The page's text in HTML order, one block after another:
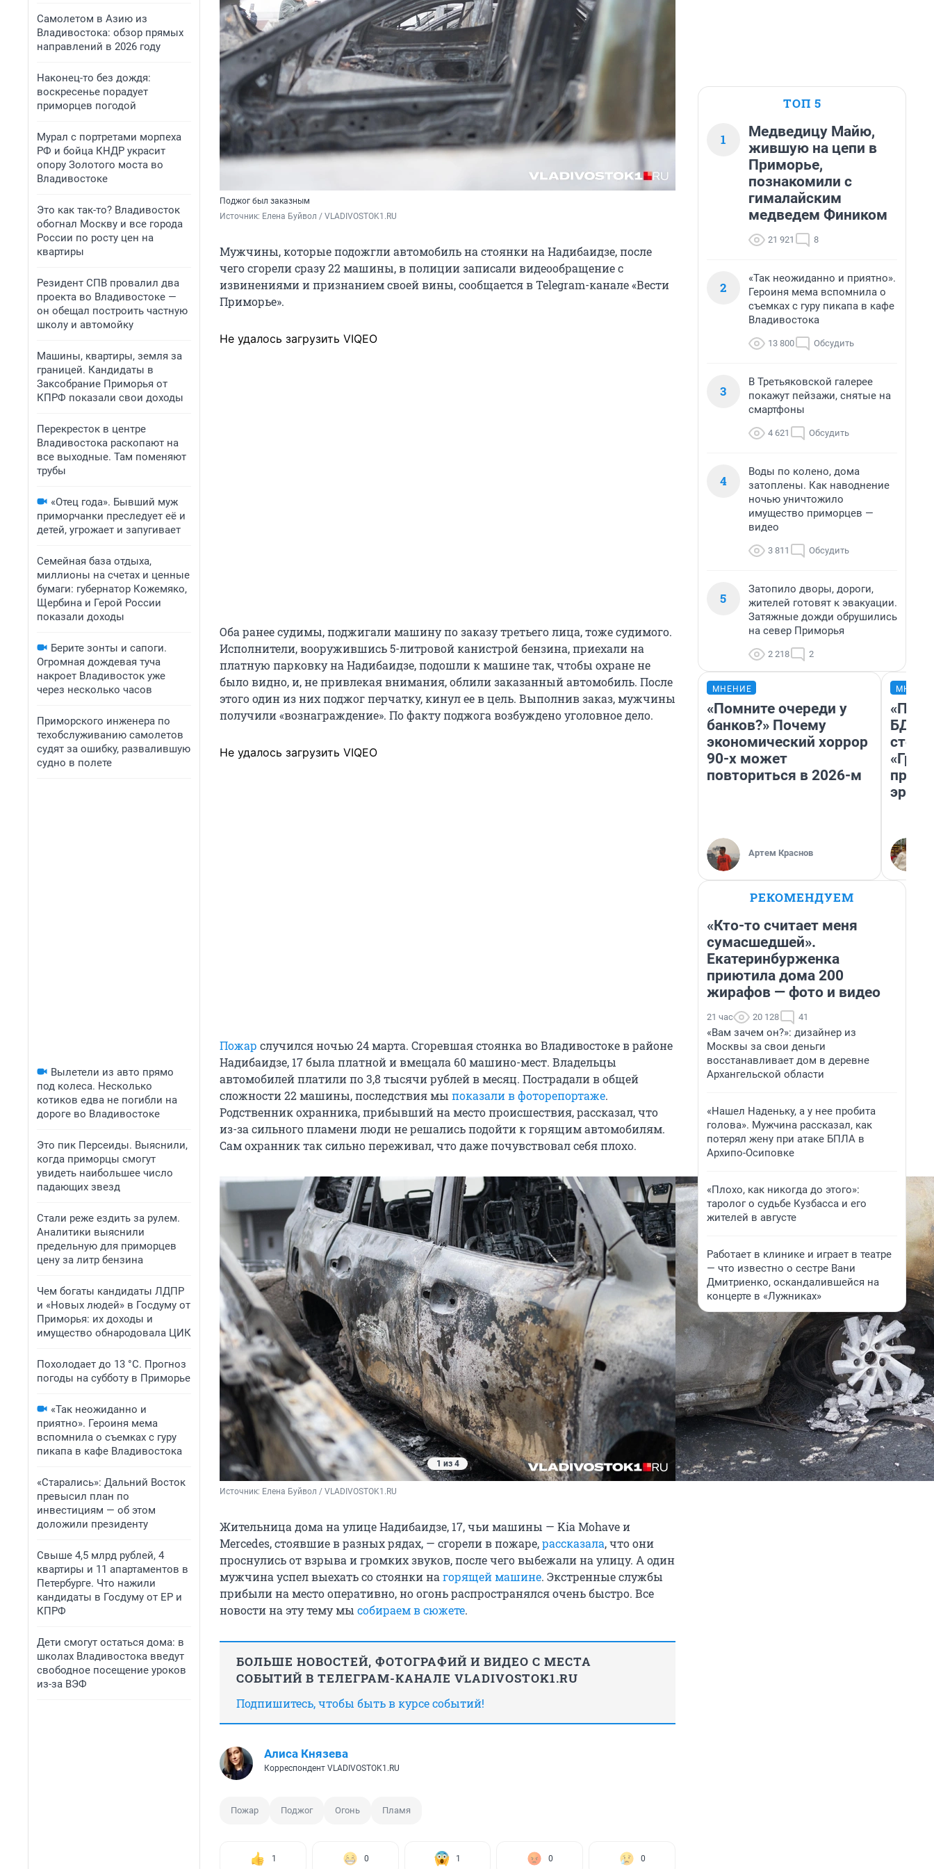
Самолетом в Азию из
Владивостока: обзор прямых
направлений в 2026 году
Наконец-то без дождя:
воскресенье порадует
приморцев погодой
Мурал с портретами морпеха
РФ и бойца КНДР украсит
опору Золотого моста во
Владивостоке
Это как так-то? Владивосток
обогнал Москву и все города
России по росту цен на
квартиры
Резидент СПВ провалил два
проекта во Владивостоке —
он обещал построить частную
школу и автомойку
Машины, квартиры, земля за
границей. Кандидаты в
Заксобрание Приморья от
КПРФ показали свои доходы
Перекресток в центре
Владивостока раскопают на
все выходные. Там поменяют
трубы
«Отец года». Бывший муж
приморчанки преследует её и
детей, угрожает и запугивает
Семейная база отдыха,
миллионы на счетах и ценные
бумаги: губернатор Кожемяко,
Щербина и Герой России
показали доходы
Берите зонты и сапоги.
Огромная дождевая туча
накроет Владивосток уже
через несколько часов
Приморского инженера по
техобслуживанию самолетов
судят за ошибку, развалившую
судно в полете
Вылетели из авто прямо
под колеса. Несколько
котиков едва не погибли на
дороге во Владивостоке
Это пик Персеиды. Выяснили,
когда приморцы смогут
увидеть наибольшее число
падающих звезд
Стали реже ездить за рулем.
Аналитики выяснили
предельную для приморцев
цену за литр бензина
Чем богаты кандидаты ЛДПР
и «Новых людей» в Госдуму от
Приморья: их доходы и
имущество обнародовала ЦИК
Похолодает до 13 °C. Прогноз
погоды на субботу в Приморье
«Так неожиданно и
приятно». Героиня мема
вспомнила о съемках с гуру
пикапа в кафе Владивостока
«Старались»: Дальний Восток
превысил план по
инвестициям — об этом
доложили президенту
Свыше 4,5 млрд рублей, 4
квартиры и 11 апартаментов в
Петербурге. Что нажили
кандидаты в Госдуму от ЕР и
КПРФ
Дети смогут остаться дома: в
школах Владивостока введут
свободное посещение уроков
из-за ВЭФ
Поджог был заказным
Источник: Елена Буйвол / VLADIVOSTOK1.RU
Мужчины, которые подожгли автомобиль на стоянки на Надибаидзе, после
чего сгорели сразу 22 машины, в полиции записали видеообращение с
извинениями и признанием своей вины, сообщается в Telegram-канале «Вести
Приморье».
Не удалось загрузить VIQEO
Оба ранее судимы, поджигали машину по заказу третьего лица, тоже судимого.
Исполнители, вооружившись 5-литровой канистрой бензина, приехали на
платную парковку на Надибаидзе, подошли к машине так, чтобы охране не
было видно, и, не привлекая внимания, облили заказанный автомобиль. После
этого один из них поджог перчатку, кинул ее в цель. Выполнив заказ, мужчины
получили «вознаграждение». По факту поджога возбуждено уголовное дело.
Не удалось загрузить VIQEO
Пожар случился ночью 24 марта. Сгоревшая стоянка во Владивостоке в районе
Надибаидзе, 17 была платной и вмещала 60 машино-мест. Владельцы
автомобилей платили по 3,8 тысячи рублей в месяц. Пострадали в общей
сложности 22 машины, последствия мы показали в фоторепортаже.
Родственник охранника, прибывший на место происшествия, рассказал, что
из-за сильного пламени люди не решались подойти к горящим автомобилям.
Сам охранник так сильно переживал, что даже почувствовал себя плохо.
1 из 4
Источник: Елена Буйвол / VLADIVOSTOK1.RU
Жительница дома на улице Надибаидзе, 17, чьи машины — Kia Mohave и
Mercedes, стоявшие в разных рядах, — сгорели в пожаре,рассказала, что они
проснулись от взрыва и громких звуков, после чего выбежали на улицу. А один
мужчина успел выехать со стоянки на горящей машине. Экстренные службы
прибыли на место оперативно, но огонь распространялся очень быстро. Все
новости на эту тему мы собираем в сюжете.
БОЛЬШЕ НОВОСТЕЙ, ФОТОГРАФИЙ И ВИДЕО С МЕСТА
СОБЫТИЙ В ТЕЛЕГРАМ-КАНАЛЕ VLADIVOSTOK1.RU
Подпишитесь, чтобы быть в курсе событий!
Алиса Князева
Корреспондент VLADIVOSTOK1.RU
Пожар Поджог Огонь Пламя
1 0 1 0 0
ТОП 5
1
Медведицу Майю,
жившую на цепи в
Приморье,
познакомили с
гималайским
медведем Фиником
21 921 8
2
«Так неожиданно и приятно».
Героиня мема вспомнила о
съемках с гуру пикапа в кафе
Владивостока
13 800 Обсудить
3
В Третьяковской галерее
покажут пейзажи, снятые на
смартфоны
4 621 Обсудить
4
Воды по колено, дома
затоплены. Как наводнение
ночью уничтожило
имущество приморцев —
видео
3 811 Обсудить
5
Затопило дворы, дороги,
жителей готовят к эвакуации.
Затяжные дожди обрушились
на север Приморья
2 218 2
МНЕНИЕ
«Помните очереди у
банков?» Почему
экономический хоррор
90-х может
повториться в 2026-м
Артем Краснов
РЕКОМЕНДУЕМ
«Кто-то считает меня
сумасшедшей».
Екатеринбурженка
приютила дома 200
жирафов — фото и видео
21 час 20 128 41
«Вам зачем он?»: дизайнер из
Москвы за свои деньги
восстанавливает дом в деревне
Архангельской области
«Нашел Наденьку, а у нее пробита
голова». Мужчина рассказал, как
потерял жену при атаке БПЛА в
Архипо-Осиповке
«Плохо, как никогда до этого»:
таролог о судьбе Кузбасса и его
жителей в августе
Работает в клинике и играет в театре
— что известно о сестре Вани
Дмитриенко, оскандалившейся на
концерте в «Лужниках»